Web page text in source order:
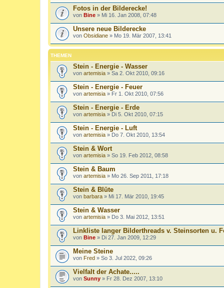
Fotos in der Bilderecke!
von Bine » Mi 16. Jan 2008, 07:48
Unsere neue Bilderecke
von Obsidiane » Mo 19. Mär 2007, 13:41
THEMEN
Stein - Energie - Wasser
von artemisia » Sa 2. Okt 2010, 09:16
Stein - Energie - Feuer
von artemisia » Fr 1. Okt 2010, 07:56
Stein - Energie - Erde
von artemisia » Di 5. Okt 2010, 07:15
Stein - Energie - Luft
von artemisia » Do 7. Okt 2010, 13:54
Stein & Wort
von artemisia » So 19. Feb 2012, 08:58
Stein & Baum
von artemisia » Mo 26. Sep 2011, 17:18
Stein & Blüte
von barbara » Mi 17. Mär 2010, 19:45
Stein & Wasser
von artemisia » Do 3. Mai 2012, 13:51
Linkliste langer Bilderthreads v. Steinsorten u.
von Bine » Di 27. Jan 2009, 12:29
Meine Steine
von Fred » So 3. Jul 2022, 09:26
Vielfalt der Achate.....
von Sunny » Fr 28. Dez 2007, 13:10